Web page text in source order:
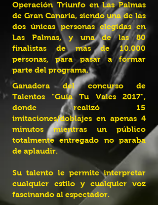
Operación Triunfo en Las Palmas
de Gran Canaria, siendo una de las
dos únicas personas elegidas en
Las Palmas, y una de las 80
finalistas de más de 10.000
personas, para pasar a formar
parte del programa.
Ganadora del concurso de
Talentos "Guía Tu Vales 2017",
donde realizó 15
imitaciones/doblajes en apenas 4
minutos mientras un público
totalmente entregado no paraba
de aplaudir.
Su talento le permite interpretar
cualquier estilo y cualquier voz
fascinando al espectador.